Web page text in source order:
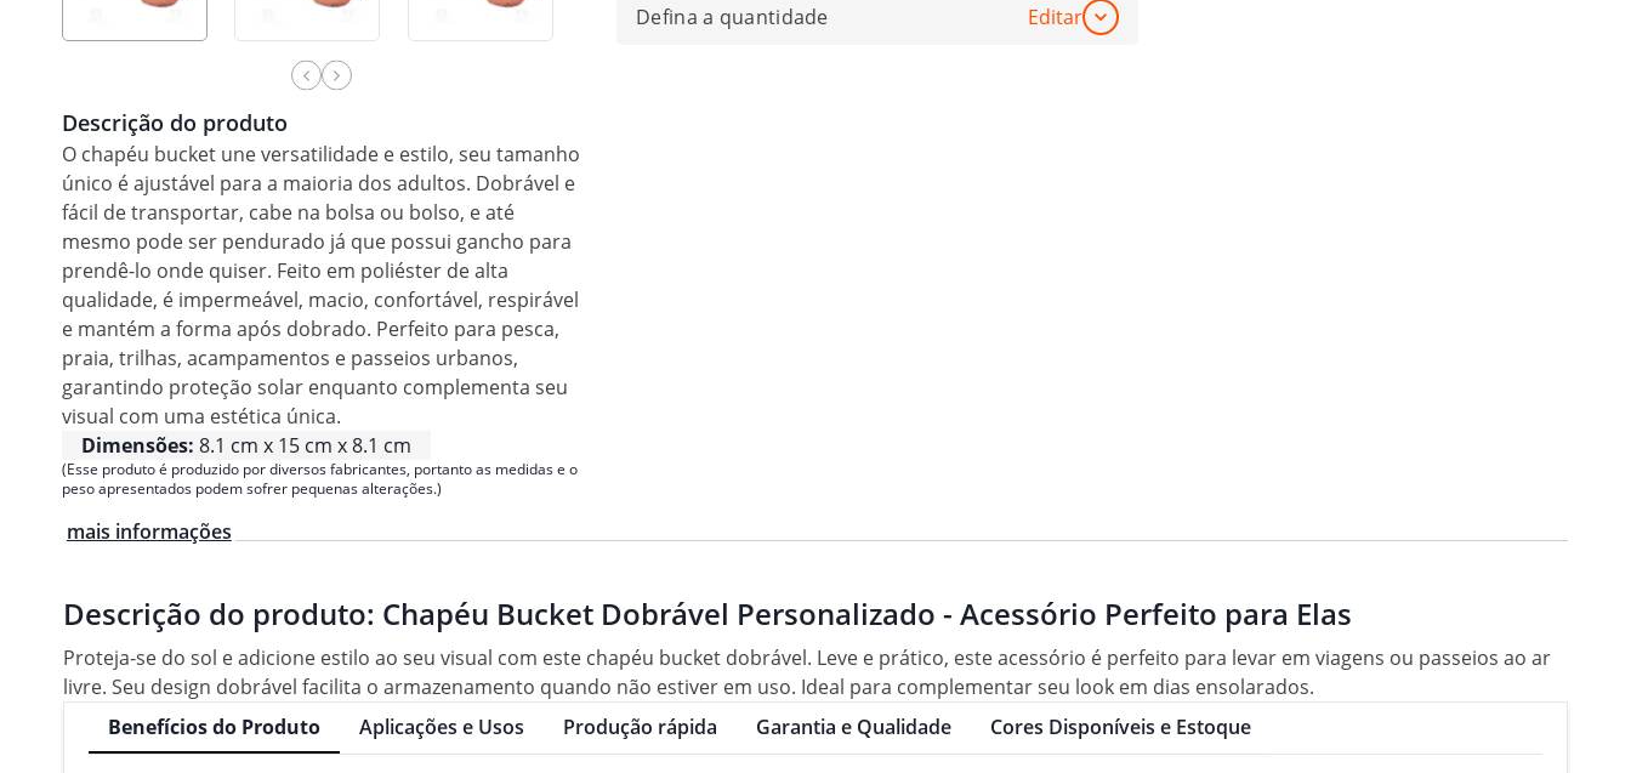
Descrição do produto
O chapéu bucket une versatilidade e estilo, seu tamanho
único é ajustável para a maioria dos adultos. Dobrável e
fácil de transportar, cabe na bolsa ou bolso, e até
mesmo pode ser pendurado já que possui gancho para
prendê-lo onde quiser. Feito em poliéster de alta
qualidade, é impermeável, macio, confortável, respirável
e mantém a forma após dobrado. Perfeito para pesca,
praia, trilhas, acampamentos e passeios urbanos,
garantindo proteção solar enquanto complementa seu
visual com uma estética única.
Dimensões: 8.1 cm x 15 cm x 8.1 cm
(Esse produto é produzido por diversos fabricantes, portanto as medidas e o
peso apresentados podem sofrer pequenas alterações.)
Defina a quantidade Editar
mais informações
Descrição do produto: Chapéu Bucket Dobrável Personalizado - Acessório Perfeito para Elas
Proteja-se do sol e adicione estilo ao seu visual com este chapéu bucket dobrável. Leve e prático, este acessório é perfeito para levar em viagens ou passeios ao ar
livre. Seu design dobrável facilita o armazenamento quando não estiver em uso. Ideal para complementar seu look em dias ensolarados.
Benefícios do Produto
Aplicações e Usos Produção rápida Garantia e Qualidade Cores Disponíveis e Estoque